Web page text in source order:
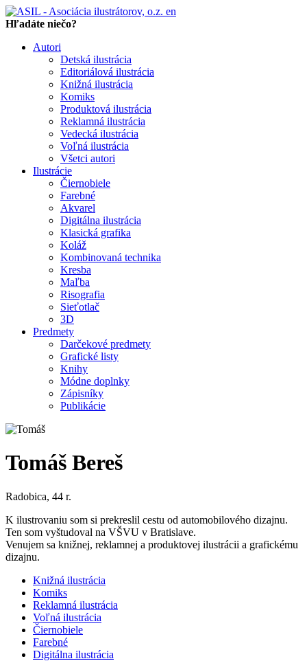
en
Hľadáte niečo?
Autori
Detská ilustrácia
Editoriálová ilustrácia
Knižná ilustrácia
Komiks
Produktová ilustrácia
Reklamná ilustrácia
Vedecká ilustrácia
Voľná ilustrácia
Všetci autori
Ilustrácie
Čiernobiele
Farebné
Akvarel
Digitálna ilustrácia
Klasická grafika
Koláž
Kombinovaná technika
Kresba
Maľba
Risografia
Sieťotlač
3D
Predmety
Darčekové predmety
Grafické listy
Knihy
Módne doplnky
Zápisníky
Publikácie
Tomáš Bereš
Radobica, 44 r.
K ilustrovaniu som si prekreslil cestu od automobilového dizajnu.
Ten som vyštudoval na VŠVU v Bratislave.
Venujem sa knižnej, reklamnej a produktovej ilustrácii a grafickému
dizajnu.
Knižná ilustrácia
Komiks
Reklamná ilustrácia
Voľná ilustrácia
Čiernobiele
Farebné
Digitálna ilustrácia